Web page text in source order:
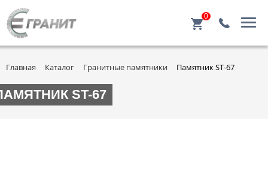
0
Главная Каталог Гранитные памятники Памятник ST-67
ST-67